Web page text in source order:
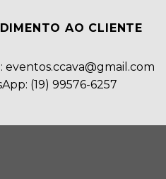
AO CLIENTE
eventos.ccava@gmail.com
(19) 99576-6257